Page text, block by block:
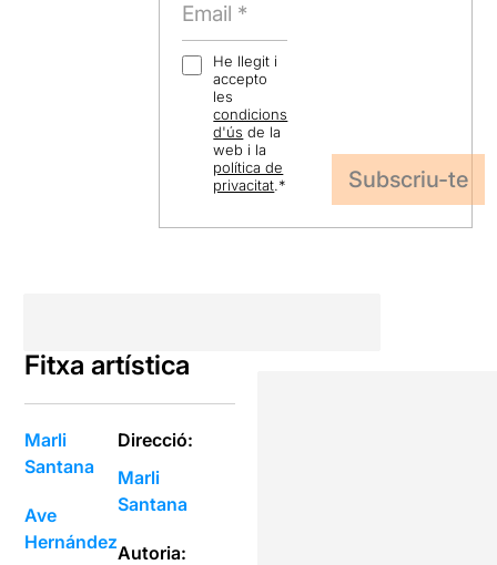
He llegit i
accepto
les
condicions
d'ús de la
web i la
política de
privacitat.*
Fitxa artística
Marli
Santana
Ave
Hernández
Direcció:
Marli
Santana
Autoria: